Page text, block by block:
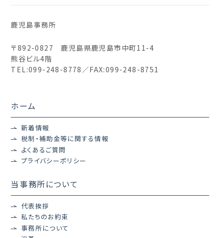
鹿児島事務所
〒892-0827 鹿児島県鹿児島市中町11-4
熊谷ビル4階
TEL:099-248-8778 ／FAX:099-248-8751
ホーム
新着情報
税制・補助金等に関する情報
よくあるご質問
プライバシーポリシー
当事務所について
代表挨拶
私たちのお約束
事務所について